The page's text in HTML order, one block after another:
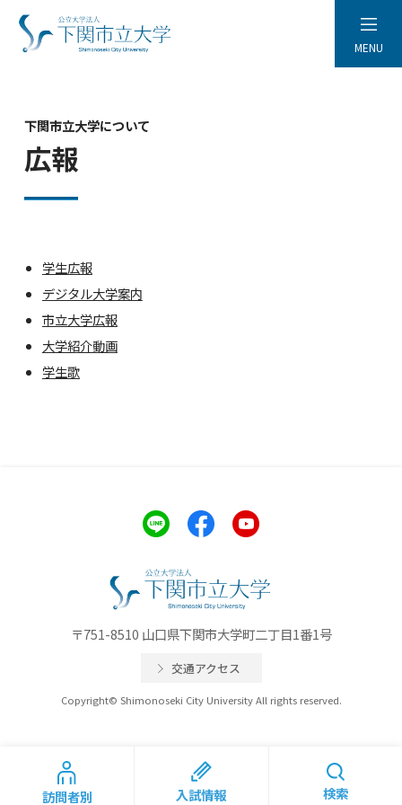
MENU
訪問者別 入試情報 検索
下関市立大学について
広報
学生広報
デジタル大学案内
市立大学広報
大学紹介動画
学生歌
〒751-8510 山口県下関市大学町二丁目1番1号
交通アクセス
Copyright© Shimonoseki City University All rights reserved.